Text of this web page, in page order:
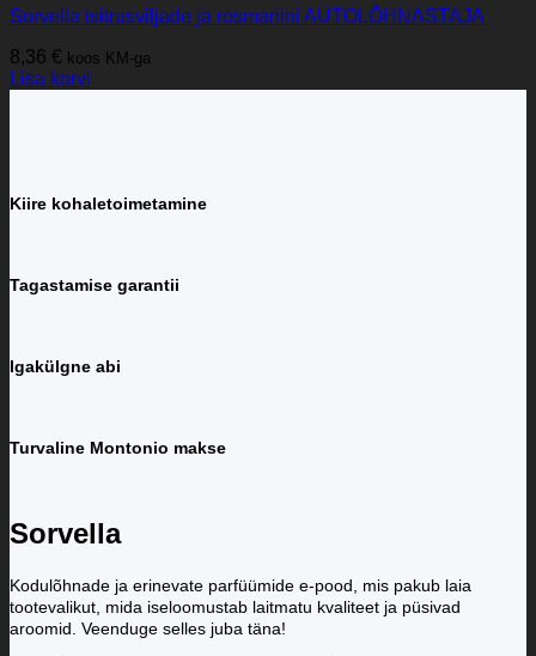
Sorvella tsitrusviljade ja rosmariini AUTOLÕHNASTAJA
8,36 € koos KM-ga
Lisa korvi
Kiire kohaletoimetamine
Tagastamise garantii
Igakülgne abi
Turvaline Montonio makse
Sorvella
Kodulõhnade ja erinevate parfüümide e-pood, mis pakub laia
tootevalikut, mida iseloomustab laitmatu kvaliteet ja püsivad
aroomid. Veenduge selles juba täna!